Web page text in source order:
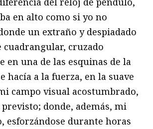
en alto como si yo no
un extraño y despiadado
cuadrangular, cruzado
en una de las esquinas de la
hacía a la fuerza, en la suave
campo visual acostumbrado,
donde, además, mi
esforzándose durante horas